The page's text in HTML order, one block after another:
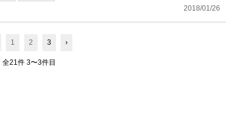
2018/01/26
1 2 3 ›
全21件 3〜3件目